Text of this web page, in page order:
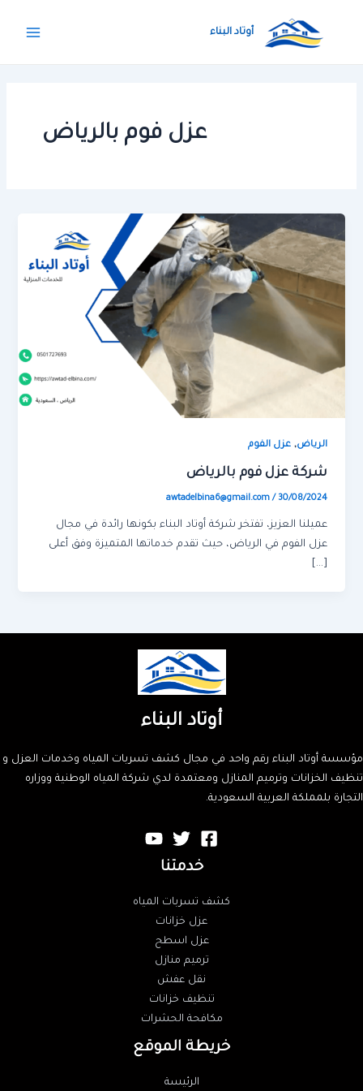
أوتاد البناء
عزل فوم بالرياض
الرياض,عزل الفوم
شركة عزل فوم بالرياض
awtadelbina6@gmail.com/ 30/08/2024
عميلنا العزيز، تفتخر شركة أوتاد البناء بكونها رائدة في مجال
عزل الفوم في الرياض، حيث تقدم خدماتها المتميزة وفق أعلى
[…]
أوتاد البناء
مؤسسة أوتاد البناء رقم واحد في مجال كشف تسربات المياه وخدمات العزل و
تنظيف الخزانات وترميم المنازل ومعتمدة لدي شركة المياه الوطنية ووزاره
التجارة بلمملكة العربية السعودية.
خدمتنا
كشف تسربات المياه
عزل خزانات
عزل اسطح
ترميم منازل
نقل عفش
تنظيف خزانات
مكافحة الحشرات
خريطة الموقع
الرئيسة